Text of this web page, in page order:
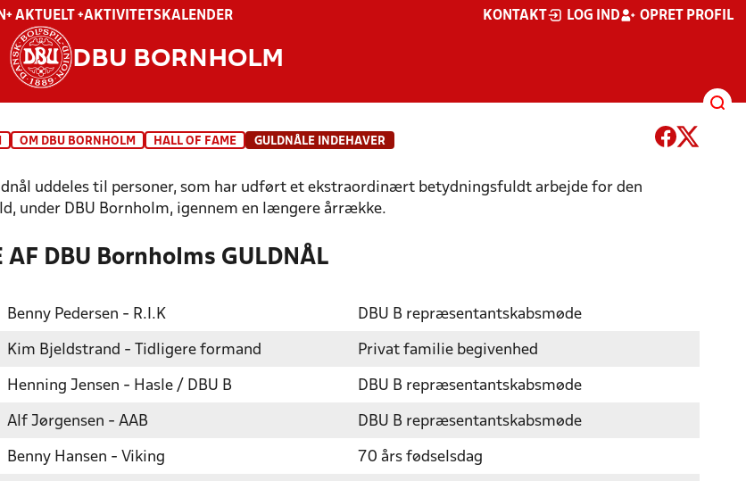
+ AKTUELT +AKTIVITETSKALENDER KONTAKT LOG IND OPRET PROFIL
DBU BORNHOLM
OM DBU BORNHOLM HALL OF FAME GULDNÅLE INDEHAVER
uddeles til personer, som har udført et ekstraordinært betydningsfuldt arbejde for den
under DBU Bornholm, igennem en længere årrække.
AF DBU Bornholms GULDNÅL
Benny Pedersen - R.I.K DBU B repræsentantskabsmøde
Kim Bjeldstrand - Tidligere formand Privat familie begivenhed
Henning Jensen - Hasle / DBU B DBU B repræsentantskabsmøde
Alf Jørgensen - AAB DBU B repræsentantskabsmøde
Benny Hansen - Viking 70 års fødselsdag